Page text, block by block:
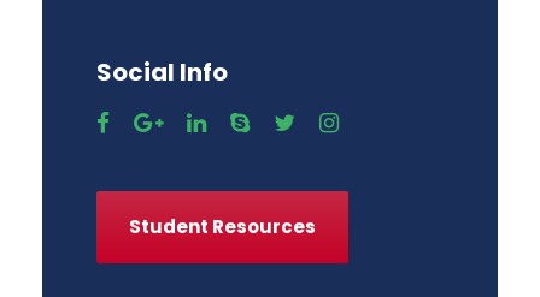
Social Info
Student Resources